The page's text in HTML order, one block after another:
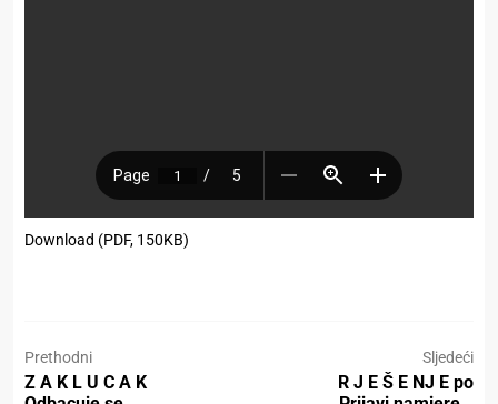
Download (PDF, 150KB)
Prethodni
Z A K L U C A K
Sljedeći
R J E Š E NJ E po